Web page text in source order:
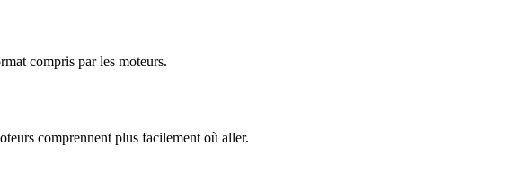
compris par les moteurs.
comprennent plus facilement où aller.